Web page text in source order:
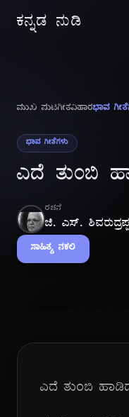
ಕನ್ನಡ ನುಡಿ
ಮುಖ ಪುಟಗೀತವಿಹಾರಭಾವ
ಭಾವ ಗೀತೆಗಳು
ಎದೆ ತುಂಬಿ
ರಚನೆ
ಜಿ. ಎಸ್.
ಸಾಹಿತ್ಯ ನಕಲಿ
ಎದೆ ತುಂಬಿ